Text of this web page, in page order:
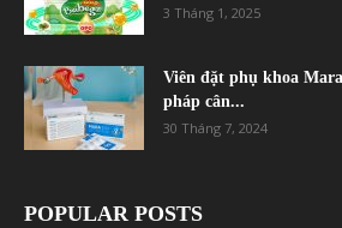
3 Tháng 1, 2025
Viên đặt phụ khoa
pháp cân...
30 Tháng 7, 2024
POPULAR POSTS